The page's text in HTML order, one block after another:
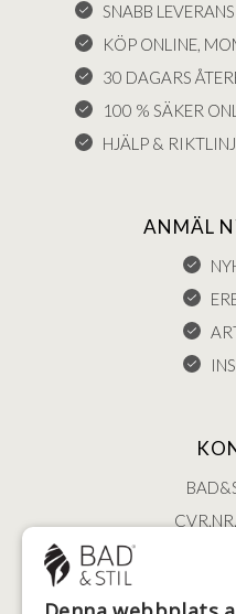
SNABB
KÖP ONLINE,
30 DAGARS
100 % SÄKER
HJÄLP &
ANMÄL
2100